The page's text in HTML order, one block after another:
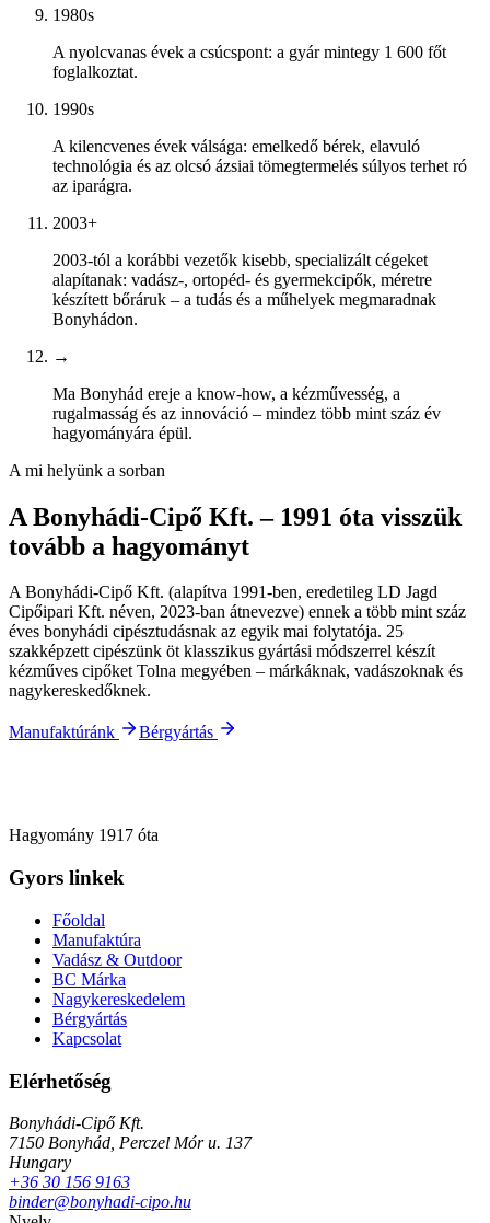
1980s
A nyolcvanas évek a csúcspont: a gyár mintegy 1 600 főt
foglalkoztat.
1990s
A kilencvenes évek válsága: emelkedő bérek, elavuló
technológia és az olcsó ázsiai tömegtermelés súlyos terhet ró
az iparágra.
2003+
2003-tól a korábbi vezetők kisebb, specializált cégeket
alapítanak: vadász-, ortopéd- és gyermekcipők, méretre
készített bőráruk – a tudás és a műhelyek megmaradnak
Bonyhádon.
→
Ma Bonyhád ereje a know-how, a kézművesség, a
rugalmasság és az innováció – mindez több mint száz év
hagyományára épül.
A mi helyünk a sorban
A Bonyhádi-Cipő Kft. – 1991 óta visszük
tovább a hagyományt
A Bonyhádi-Cipő Kft. (alapítva 1991-ben, eredetileg LD Jagd
Cipőipari Kft. néven, 2023-ban átnevezve) ennek a több mint száz
éves bonyhádi cipésztudásnak az egyik mai folytatója. 25
szakképzett cipészünk öt klasszikus gyártási módszerrel készít
kézműves cipőket Tolna megyében – márkáknak, vadászoknak és
nagykereskedőknek.
Manufaktúránk Bérgyártás
Hagyomány 1917 óta
Gyors linkek
Főoldal
Manufaktúra
Vadász & Outdoor
BC Márka
Nagykereskedelem
Bérgyártás
Kapcsolat
Elérhetőség
Bonyhádi-Cipő Kft.
7150 Bonyhád, Perczel Mór u. 137
Hungary
+36 30 156 9163
binder@bonyhadi-cipo.hu